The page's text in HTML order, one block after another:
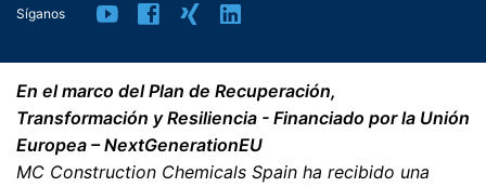
Síganos
En el marco del Plan de Recuperación,
Transformación y Resiliencia - Financiado por la Unión
Europea – NextGenerationEU
MC Construction Chemicals Spain ha recibido una